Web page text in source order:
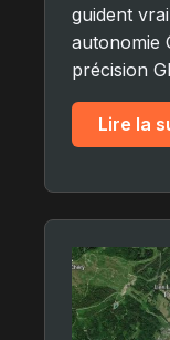
guident
autonomie
précision
Lire la